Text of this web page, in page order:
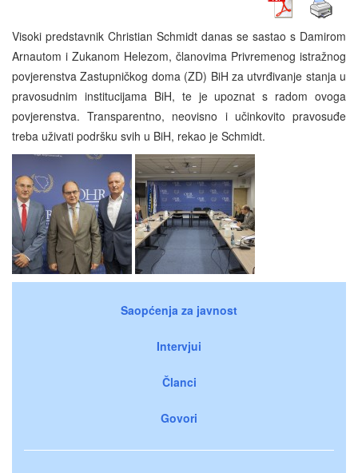
Visoki predstavnik Christian Schmidt danas se sastao s Damirom
Arnautom i Zukanom Helezom, članovima Privremenog istražnog
povjerenstva Zastupničkog doma (ZD) BiH za utvrđivanje stanja u
pravosudnim institucijama BiH, te je upoznat s radom ovoga
povjerenstva. Transparentno, neovisno i učinkovito pravosuđe
treba uživati podršku svih u BiH, rekao je Schmidt.
Saopćenja za javnost
Intervjui
Članci
Govori